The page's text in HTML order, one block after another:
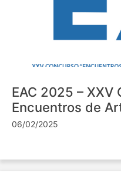
EAC 2025 – XXV
Encuentros de
06/02/2025